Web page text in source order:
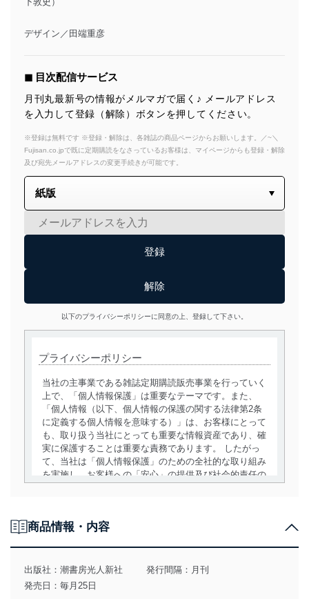
デザイン／田端重彦
◼︎ 目次配信サービス
月刊丸最新号の情報がメルマガで届く♪ メールアドレス
を入力して登録（解除）ボタンを押してください。
※登録は無料です ※登録・解除は、各雑誌の商品ページからお願いします。／~＼
Fujisan.co.jpで既に定期購読をなさっているお客様は、マイページからも登録・解除
及び宛先メールアドレスの変更手続きが可能です。
以下のプライバシーポリシーに同意の上、登録して下さい。
プライバシーポリシー
当社の主事業である雑誌定期購読販売事業を行っていく
上で、「個人情報保護」は重要なテーマです。また、
「個人情報（以下、個人情報の保護の関する法律第2条
に定義する個人情報を意味する）」は、お客様にとって
も、取り扱う当社にとっても重要な情報資産であり、確
実に保護することは重要な責務であります。 したがっ
て、当社は「個人情報保護」のための全社的な取り組み
を実施し、お客様への「安心」の提供及び社会的責任の
用目的を明確にし、本人の同意を得たうえで利用目的の
達成に必要な範囲内で適法かつ公正な手段によって取
得・利用・提供を行います。また、当社が保有している
個人情報は、同意を得ずに目的外利用、第三者への提
商品情報・内容
出版社： 潮書房光人新社
発行間隔：月刊
発売日：毎月25日